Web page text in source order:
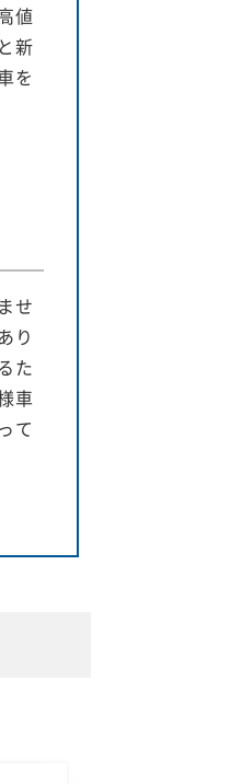
値
新
を
せ
り
た
車
て